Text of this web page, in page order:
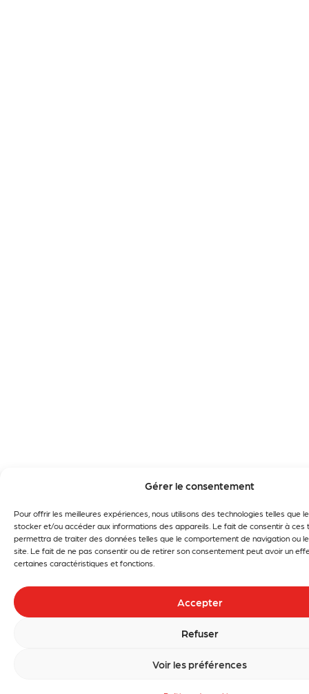
Gérer le consentement
Pour offrir les meilleures expériences, nous utilisons des technologies telles que
stocker et/ou accéder aux informations des appareils. Le fait de consentir à ces
permettra de traiter des données telles que le comportement de navigation ou
site. Le fait de ne pas consentir ou de retirer son consentement peut avoir un
certaines caractéristiques et fonctions.
Accepter
Refuser
Voir les préférences